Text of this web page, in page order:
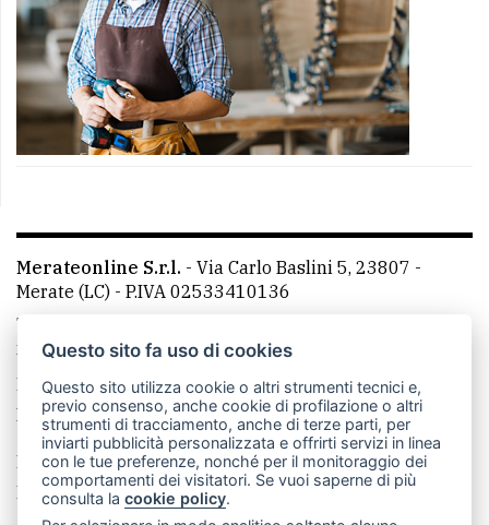
Merateonline S.r.l. - Via Carlo Baslini 5, 23807 -
Merate (LC) - P.IVA 02533410136
Telefono:
mail: redazione@merateonline.it
La redazione
CasateOnline LeccoOnline
RSS
Made by VIP
Privacy policy
Cookie policy
Rivedi le tue scelte sui cookie
Questo sito fa uso di cookies
Questo sito utilizza cookie o altri strumenti tecnici e,
previo consenso, anche cookie di profilazione o altri
strumenti di tracciamento, anche di terze parti, per
inviarti pubblicità personalizzata e offrirti servizi in linea
con le tue preferenze, nonché per il monitoraggio dei
comportamenti dei visitatori. Se vuoi saperne di più
consulta lacookie policy.